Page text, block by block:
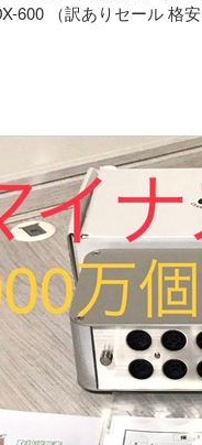
600 （訳ありセール 格